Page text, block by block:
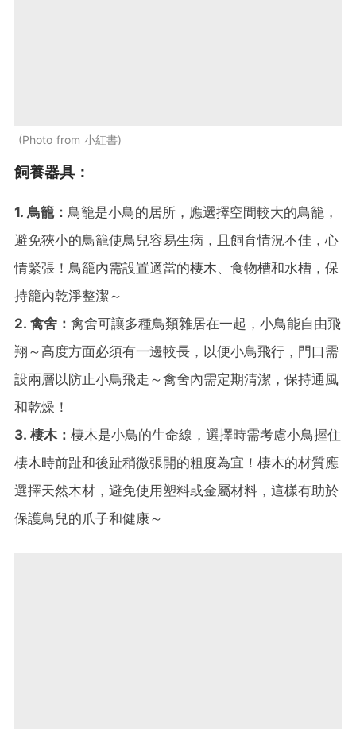
Photo from 小紅書
飼養器具：
1. 鳥籠： 鳥籠是小鳥的居所，應選擇空間較大的鳥籠，
避免狹小的鳥籠使鳥兒容易生病，且飼育情況不佳，心
情緊張！鳥籠內需設置適當的棲木、食物槽和水槽，保
持籠內乾淨整潔～
2. 禽舍： 禽舍可讓多種鳥類雜居在一起，小鳥能自由飛
翔～高度方面必須有一邊較長，以便小鳥飛行，門口需
設兩層以防止小鳥飛走～禽舍內需定期清潔，保持通風
和乾燥！
3. 棲木： 棲木是小鳥的生命線，選擇時需考慮小鳥握住
棲木時前趾和後趾稍微張開的粗度為宜！棲木的材質應
選擇天然木材，避免使用塑料或金屬材料，這樣有助於
保護鳥兒的爪子和健康～